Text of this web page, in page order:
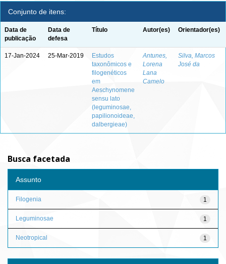
Conjunto de itens:
Data de
publicação
Data de
defesa
Título Autor(es) Orientador(es)
17-Jan-2024 25-Mar-2019
Estudos
taxonômicos e
filogenéticos
em
Aeschynomene
sensu lato
(leguminosae,
papilionoideae,
dalbergieae)
Antunes,
Lorena
Lana
Camelo
Silva, Marcos
José da
Busca facetada
Assunto
1
Filogenia
1
Leguminosae
1
Neotropical